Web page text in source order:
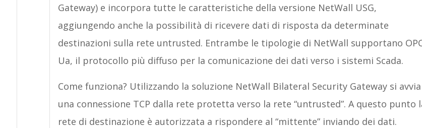
Gateway) e incorpora tutte le caratteristiche della versione NetWall USG,
aggiungendo anche la possibilità di ricevere dati di risposta da determinate
destinazioni sulla rete untrusted. Entrambe le tipologie di NetWall supportano
Ua, il protocollo più diffuso per la comunicazione dei dati verso i sistemi Scada.
Come funziona? Utilizzando la soluzione NetWall Bilateral Security Gateway si avvia
una connessione TCP dalla rete protetta verso la rete “untrusted”. A questo punto
rete di destinazione è autorizzata a rispondere al “mittente” inviando dei dati.